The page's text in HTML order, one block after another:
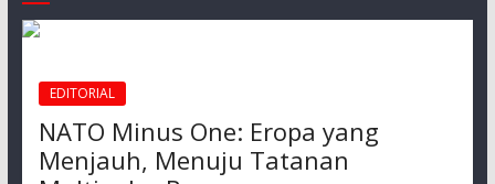
EDITORIAL
NATO Minus One: Eropa yang
Menjauh, Menuju Tatanan